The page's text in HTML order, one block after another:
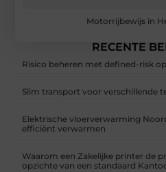
Motorrijbewijs in
RECENTE
Risico beheren met defined-risk
Slim transport voor verschillende
Elektrische vloerverwarming
efficiënt verwarmen
Waarom een Zakelijke printer de
opzichte van een standaard